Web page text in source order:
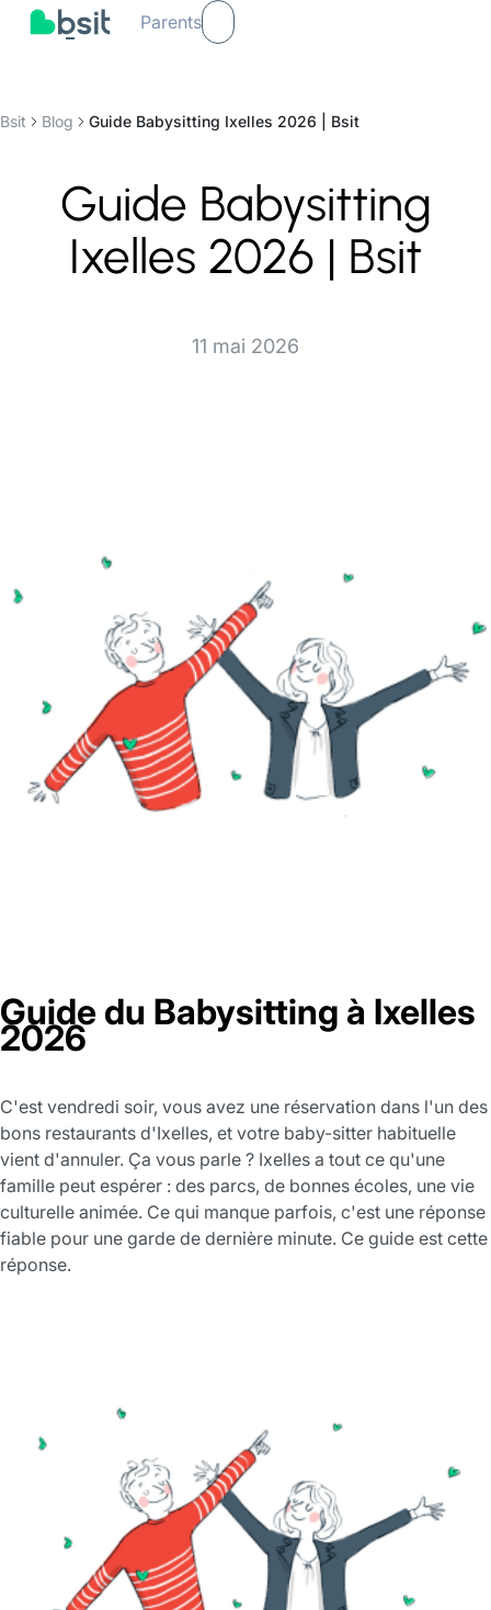
Parents
Bsit Blog Guide Babysitting Ixelles 2026 | Bsit
Guide Babysitting
Ixelles 2026 | Bsit
11 mai 2026
Guide du Babysitting à Ixelles
2026
C'est vendredi soir, vous avez une réservation dans l'un des
bons restaurants d'Ixelles, et votre baby-sitter habituelle
vient d'annuler. Ça vous parle ? Ixelles a tout ce qu'une
famille peut espérer : des parcs, de bonnes écoles, une vie
culturelle animée. Ce qui manque parfois, c'est une réponse
fiable pour une garde de dernière minute. Ce guide est cette
réponse.